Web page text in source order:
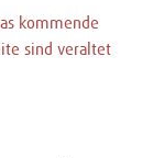
kommende
sind veraltet